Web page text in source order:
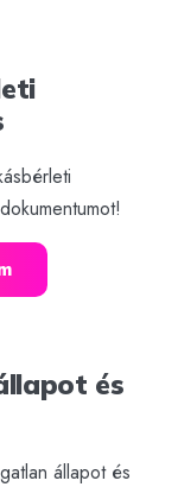
és
állapot és